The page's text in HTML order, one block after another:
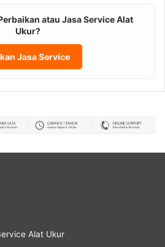
atau Jasa Service Alat
Ukur?
Jasa Service
Alat Ukur